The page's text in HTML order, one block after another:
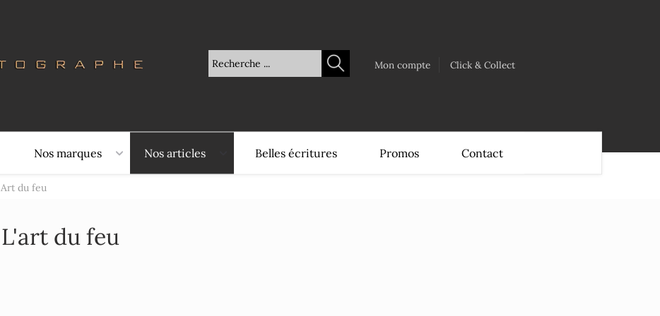
Mon compte Click & Collect
Nos marques Nos articles Belles écritures Promos Contact
Art du feu
L'art du feu